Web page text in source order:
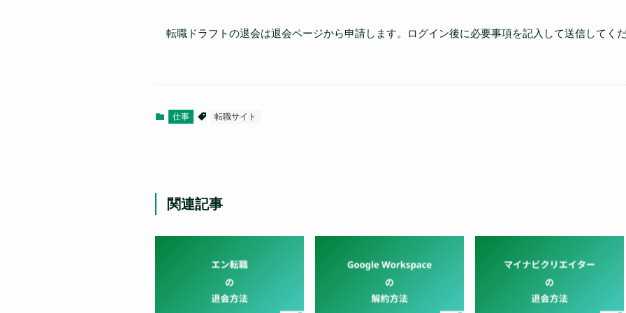
転職ドラフトの退会は退会ページから申請します。ログイン後に必要事項を記入して送信してく
仕事 転職サイト
関連記事